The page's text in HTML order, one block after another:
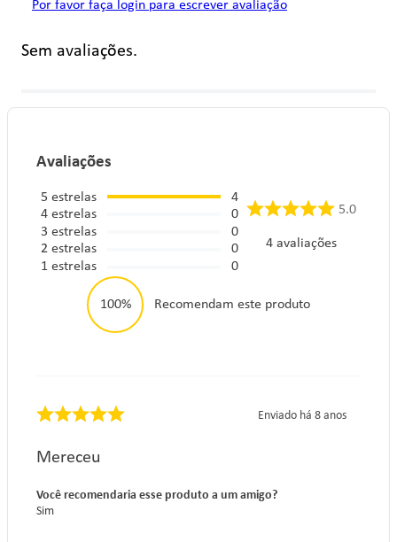
Por favor faça login para escrever avaliação
Sem avaliações.
Avaliações
5 estrelas
4estrelas
3 estrelas
2estrelas
1estrelas
4
0
0
0
0
5.0
4 avaliações
100% Recomendam este produto
Enviado há 8 anos
Mereceu
Você recomendaria esse produto a um amigo?
Sim